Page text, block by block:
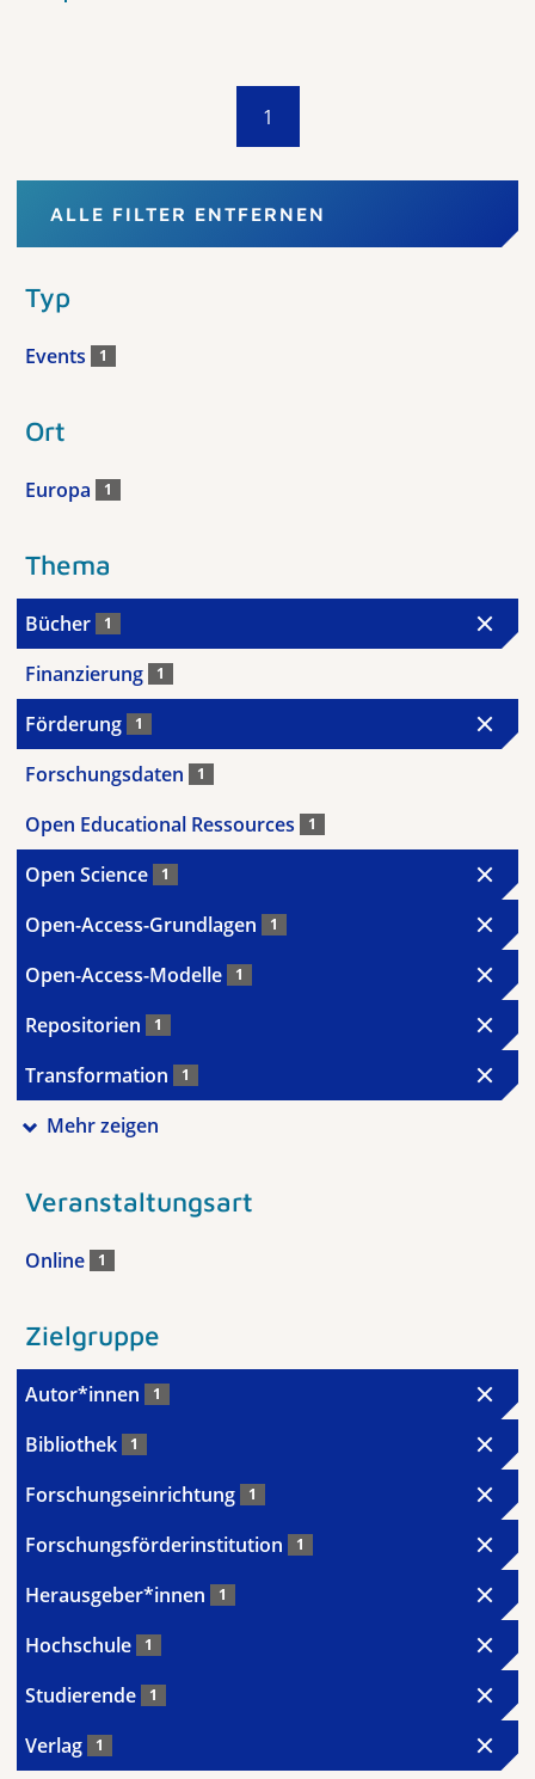
1
ALLE FILTER ENTFERNEN
Typ
Events 1
Ort
Europa 1
Thema
Bücher 1
Finanzierung 1
Förderung 1
Forschungsdaten 1
Open Educational Ressources 1
Open Science 1
Open-Access-Grundlagen 1
Open-Access-Modelle 1
Repositorien 1
Transformation 1
Mehr zeigen
Veranstaltungsart
Online 1
Zielgruppe
Autor*innen 1
Bibliothek 1
Forschungseinrichtung 1
Forschungsförderinstitution 1
Herausgeber*innen 1
Hochschule 1
Studierende 1
Verlag 1